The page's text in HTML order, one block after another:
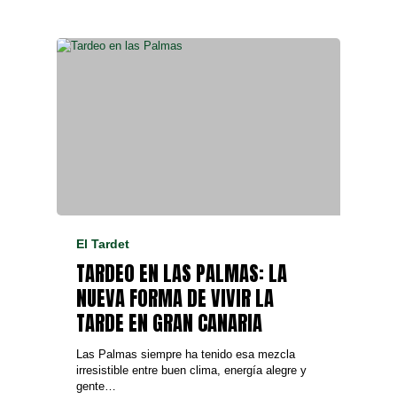
El Tardet
TARDEO EN LAS PALMAS: LA
NUEVA FORMA DE VIVIR LA
TARDE EN GRAN CANARIA
Las Palmas siempre ha tenido esa mezcla
irresistible entre buen clima, energía alegre y
gente…